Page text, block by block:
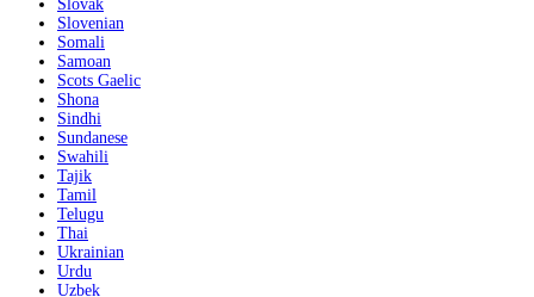
Slovak
Slovenian
Somali
Samoan
Scots Gaelic
Shona
Sindhi
Sundanese
Swahili
Tajik
Tamil
Telugu
Thai
Ukrainian
Urdu
Uzbek